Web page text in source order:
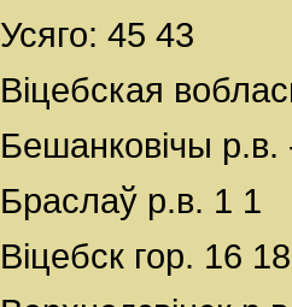
Усяго: 45 43
Віцебская
Бешанковічы р.в.
Браслаў р.в. 1 1
Віцебск гор. 16 18